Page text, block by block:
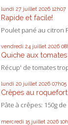
lundi 27 juillet 2026 12h07
Rapide et facile!
Poulet pané au citron
vendredi 24 juillet 2026
Quiche aux tomates
Récup' de tomates
lundi 20 juillet 2026 07h05
Crêpes au
Pâte à crêpes: 150g
mercredi 15 juillet 2026